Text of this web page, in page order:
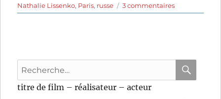
Nathalie Lissenko, Paris, russe 3 commentairessur
Le
Ivan
Recherche
pour
:
titre de film – réalisateur – acteur